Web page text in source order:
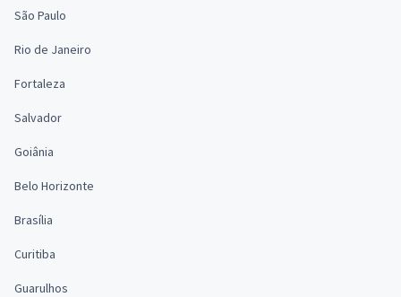
São Paulo
Rio de Janeiro
Fortaleza
Salvador
Goiânia
Belo Horizonte
Brasília
Curitiba
Guarulhos